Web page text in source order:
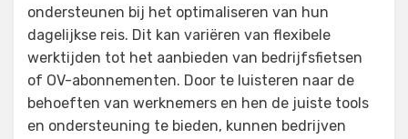
ondersteunen bij het optimaliseren van hun
dagelijkse reis. Dit kan variëren van flexibele
werktijden tot het aanbieden van bedrijfsfietsen
of OV-abonnementen. Door te luisteren naar de
behoeften van werknemers en hen de juiste tools
en ondersteuning te bieden, kunnen bedrijven